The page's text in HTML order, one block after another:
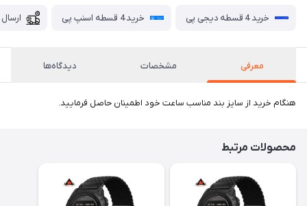
خرید 4 قسطه دیجی پی خرید 4 قسطه اسنپ پی
معرفی مشخصات دیدگاه‌ها
هنگام خرید از سایز بند مناسب ساعت خود اطمینان حاصل فرمایید.
محصولات مرتبط